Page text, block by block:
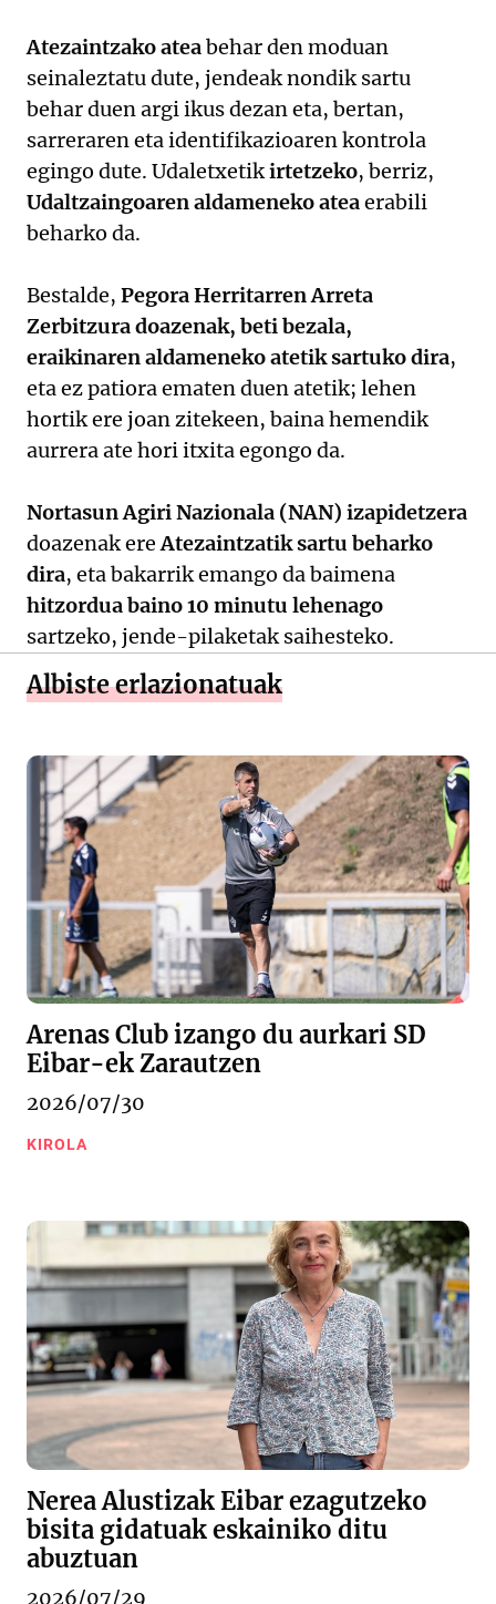
Atezaintzako ateabehar den moduan
seinaleztatu dute, jendeak nondik sartu
behar duen argi ikus dezan eta, bertan,
sarreraren eta identifikazioaren kontrola
egingo dute. Udaletxetikirtetzeko, berriz,
Udaltzaingoaren aldameneko ateaerabili
beharko da.
Bestalde, Pegora Herritarren Arreta
Zerbitzura doazenak, beti bezala,
eraikinaren aldameneko atetik sartuko dira,
eta ez patiora ematen duen atetik; lehen
hortik ere joan zitekeen, baina hemendik
aurrera ate hori itxita egongo da.
Nortasun Agiri Nazionala (NAN) izapidetzera
doazenak ereAtezaintzatik sartu beharko
dira, eta bakarrik emango da baimena
hitzordua baino 10 minutu lehenago
sartzeko, jende-pilaketak saihesteko.
Albiste erlazionatuak
Arenas Club izango du aurkari SD
Eibar-ek Zarautzen
2026/07/30
KIROLA
Nerea Alustizak Eibar ezagutzeko
bisita gidatuak eskainiko ditu
abuztuan
2026/07/29